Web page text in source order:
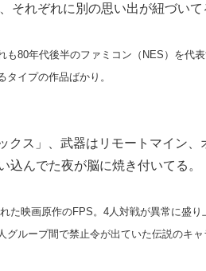
それぞれに別の思い出が紐づいて
80年代後半のファミコン（NES）を代
イプの作品ばかり。
クス」、武器はリモートマイン
んでた夜が脳に焼き付いてる。
た映画原作のFPS。4人対戦が異常に盛り
ループ間で禁止令が出ていた伝説のキャ